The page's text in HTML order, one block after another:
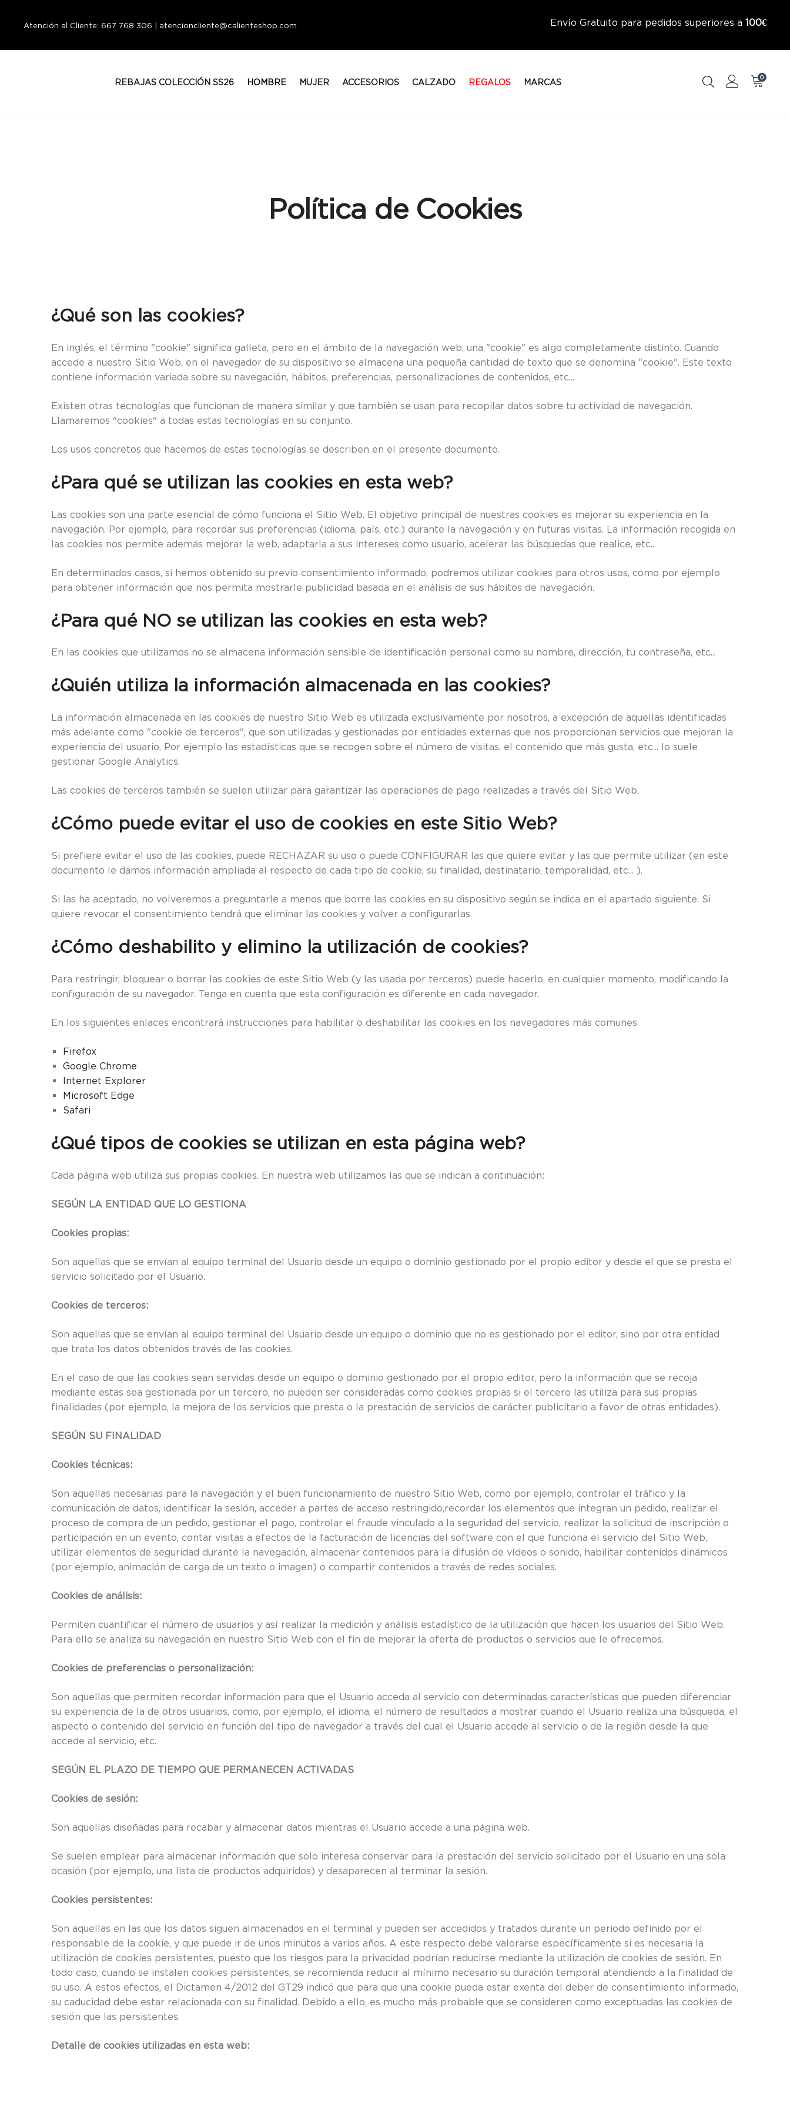
Atención al Cliente: 667 768 306 | atencioncliente@calienteshop.com Envío Gratuito para pedidos superiores a 100€
REBAJAS COLECCIÓN SS26 HOMBRE MUJER ACCESORIOS CALZADO REGALOS MARCAS
0
Política de Cookies
¿Qué son las cookies?
En inglés, el término "cookie" significa galleta, pero en el ámbito de la navegación web, una "cookie" es algo completamente distinto. Cuando
accede a nuestro Sitio Web, en el navegador de su dispositivo se almacena una pequeña cantidad de texto que se denomina "cookie". Este texto
contiene información variada sobre su navegación, hábitos, preferencias, personalizaciones de contenidos, etc...
Existen otras tecnologías que funcionan de manera similar y que también se usan para recopilar datos sobre tu actividad de navegación.
Llamaremos "cookies" a todas estas tecnologías en su conjunto.
Los usos concretos que hacemos de estas tecnologías se describen en el presente documento.
¿Para qué se utilizan las cookies en esta web?
Las cookies son una parte esencial de cómo funciona el Sitio Web. El objetivo principal de nuestras cookies es mejorar su experiencia en la
navegación. Por ejemplo, para recordar sus preferencias (idioma, país, etc.) durante la navegación y en futuras visitas. La información recogida en
las cookies nos permite además mejorar la web, adaptarla a sus intereses como usuario, acelerar las búsquedas que realice, etc..
En determinados casos, si hemos obtenido su previo consentimiento informado, podremos utilizar cookies para otros usos, como por ejemplo
para obtener información que nos permita mostrarle publicidad basada en el análisis de sus hábitos de navegación.
¿Para qué NO se utilizan las cookies en esta web?
En las cookies que utilizamos no se almacena información sensible de identificación personal como su nombre, dirección, tu contraseña, etc...
¿Quién utiliza la información almacenada en las cookies?
La información almacenada en las cookies de nuestro Sitio Web es utilizada exclusivamente por nosotros, a excepción de aquellas identificadas
más adelante como "cookie de terceros", que son utilizadas y gestionadas por entidades externas que nos proporcionan servicios que mejoran la
experiencia del usuario. Por ejemplo las estadísticas que se recogen sobre el número de visitas, el contenido que más gusta, etc... lo suele
gestionar Google Analytics.
Las cookies de terceros también se suelen utilizar para garantizar las operaciones de pago realizadas a través del Sitio Web.
¿Cómo puede evitar el uso de cookies en este Sitio Web?
Si prefiere evitar el uso de las cookies, puede RECHAZAR su uso o puede CONFIGURAR las que quiere evitar y las que permite utilizar (en este
documento le damos información ampliada al respecto de cada tipo de cookie, su finalidad, destinatario, temporalidad, etc... ).
Si las ha aceptado, no volveremos a preguntarle a menos que borre las cookies en su dispositivo según se indica en el apartado siguiente. Si
quiere revocar el consentimiento tendrá que eliminar las cookies y volver a configurarlas.
¿Cómo deshabilito y elimino la utilización de cookies?
Para restringir, bloquear o borrar las cookies de este Sitio Web (y las usada por terceros) puede hacerlo, en cualquier momento, modificando la
configuración de su navegador. Tenga en cuenta que esta configuración es diferente en cada navegador.
En los siguientes enlaces encontrará instrucciones para habilitar o deshabilitar las cookies en los navegadores más comunes.
Firefox
Google Chrome
Internet Explorer
Microsoft Edge
Safari
¿Qué tipos de cookies se utilizan en esta página web?
Cada página web utiliza sus propias cookies. En nuestra web utilizamos las que se indican a continuación:
SEGÚN LA ENTIDAD QUE LO GESTIONA
Cookies propias:
Son aquellas que se envían al equipo terminal del Usuario desde un equipo o dominio gestionado por el propio editor y desde el que se presta el
servicio solicitado por el Usuario.
Cookies de terceros:
Son aquellas que se envían al equipo terminal del Usuario desde un equipo o dominio que no es gestionado por el editor, sino por otra entidad
que trata los datos obtenidos través de las cookies.
En el caso de que las cookies sean servidas desde un equipo o dominio gestionado por el propio editor, pero la información que se recoja
mediante estas sea gestionada por un tercero, no pueden ser consideradas como cookies propias si el tercero las utiliza para sus propias
finalidades (por ejemplo, la mejora de los servicios que presta o la prestación de servicios de carácter publicitario a favor de otras entidades).
SEGÚN SU FINALIDAD
Cookies técnicas:
Son aquellas necesarias para la navegación y el buen funcionamiento de nuestro Sitio Web, como por ejemplo, controlar el tráfico y la
comunicación de datos, identificar la sesión, acceder a partes de acceso restringido,recordar los elementos que integran un pedido, realizar el
proceso de compra de un pedido, gestionar el pago, controlar el fraude vinculado a la seguridad del servicio, realizar la solicitud de inscripción o
participación en un evento, contar visitas a efectos de la facturación de licencias del software con el que funciona el servicio del Sitio Web,
utilizar elementos de seguridad durante la navegación, almacenar contenidos para la difusión de vídeos o sonido, habilitar contenidos dinámicos
(por ejemplo, animación de carga de un texto o imagen) o compartir contenidos a través de redes sociales.
Cookies de análisis:
Permiten cuantificar el número de usuarios y así realizar la medición y análisis estadístico de la utilización que hacen los usuarios del Sitio Web.
Para ello se analiza su navegación en nuestro Sitio Web con el fin de mejorar la oferta de productos o servicios que le ofrecemos.
Cookies de preferencias o personalización:
Son aquellas que permiten recordar información para que el Usuario acceda al servicio con determinadas características que pueden diferenciar
su experiencia de la de otros usuarios, como, por ejemplo, el idioma, el número de resultados a mostrar cuando el Usuario realiza una búsqueda, el
aspecto o contenido del servicio en función del tipo de navegador a través del cual el Usuario accede al servicio o de la región desde la que
accede al servicio, etc.
SEGÚN EL PLAZO DE TIEMPO QUE PERMANECEN ACTIVADAS
Cookies de sesión:
Son aquellas diseñadas para recabar y almacenar datos mientras el Usuario accede a una página web.
Se suelen emplear para almacenar información que solo interesa conservar para la prestación del servicio solicitado por el Usuario en una sola
ocasión (por ejemplo, una lista de productos adquiridos) y desaparecen al terminar la sesión.
Cookies persistentes:
Son aquellas en las que los datos siguen almacenados en el terminal y pueden ser accedidos y tratados durante un periodo definido por el
responsable de la cookie, y que puede ir de unos minutos a varios años. A este respecto debe valorarse específicamente si es necesaria la
utilización de cookies persistentes, puesto que los riesgos para la privacidad podrían reducirse mediante la utilización de cookies de sesión. En
todo caso, cuando se instalen cookies persistentes, se recomienda reducir al mínimo necesario su duración temporal atendiendo a la finalidad de
su uso. A estos efectos, el Dictamen 4/2012 del GT29 indicó que para que una cookie pueda estar exenta del deber de consentimiento informado,
su caducidad debe estar relacionada con su finalidad. Debido a ello, es mucho más probable que se consideren como exceptuadas las cookies de
sesión que las persistentes.
Detalle de cookies utilizadas en esta web: